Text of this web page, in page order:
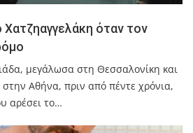
Χατζηαγγελάκη όταν τον
μεγάλωσα στη Θεσσαλονίκη και
Αθήνα, πριν από πέντε χρόνια,
αρέσει το…